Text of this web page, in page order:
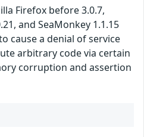
Firefox before 3.0.7,
and SeaMonkey 1.1.15
cause a denial of service
arbitrary code via certain
corruption and assertion